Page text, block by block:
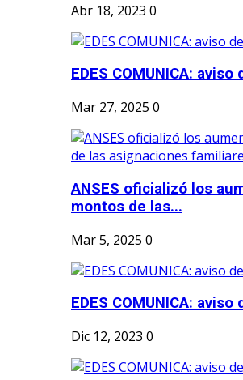
Abr 18, 2023 0
EDES COMUNICA: aviso
Mar 27, 2025 0
ANSES oficializó los
montos de las...
Mar 5, 2025 0
EDES COMUNICA: aviso
Dic 12, 2023 0